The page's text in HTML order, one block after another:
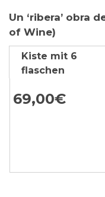
Anfang
der
Bildgalerie
springen
Un ‘ribera’ obra
of Wine)
Kiste mit 6
flaschen
69,00€